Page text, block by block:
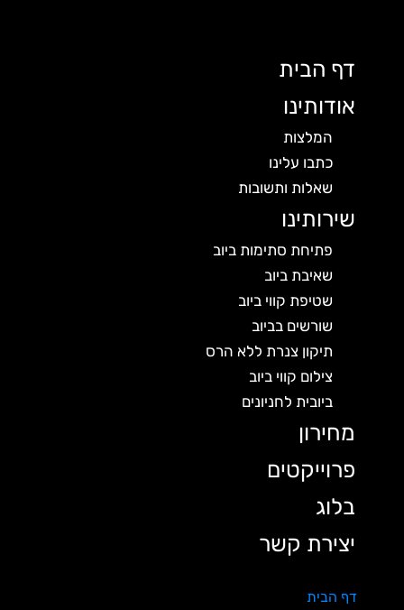
דף הבית
אודותינו
המלצות
כתבו עלינו
שאלות ותשובות
שירותינו
פתיחת סתימות ביוב
שאיבת ביוב
שטיפת קווי ביוב
שורשים בביוב
תיקון צנרת ללא הרס
צילום קווי ביוב
ביובית לחניונים
מחירון
פרוייקטים
בלוג
יצירת קשר
דף הבית